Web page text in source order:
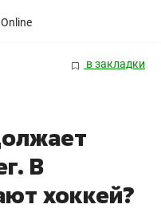
в закладки
В
хоккей?